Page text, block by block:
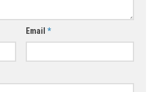
Email *